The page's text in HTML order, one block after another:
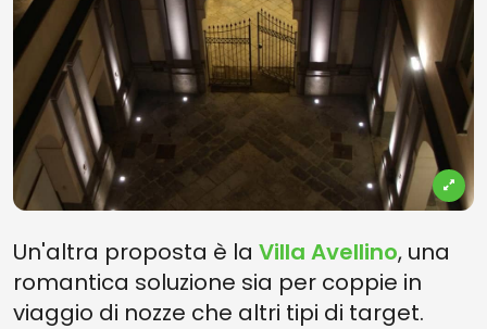
Un'altra proposta è la Villa Avellino, una
romantica soluzione sia per coppie in
viaggio di nozze che altri tipi di target.